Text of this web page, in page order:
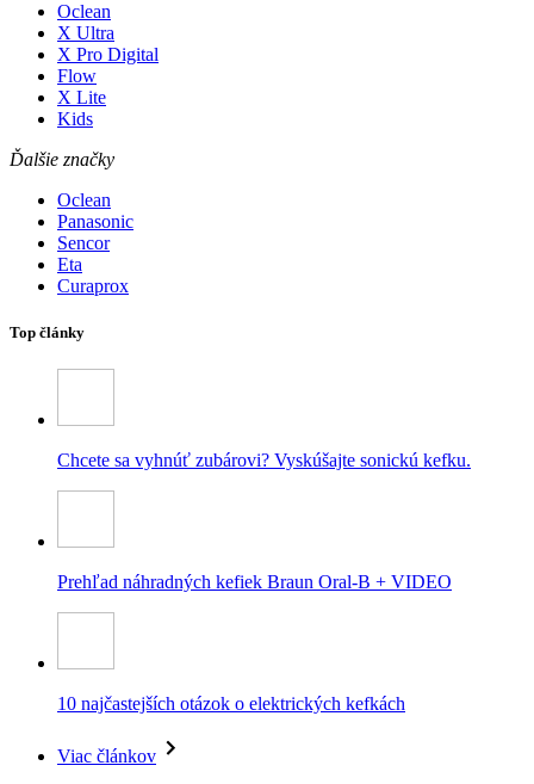
Oclean
X Ultra
X Pro Digital
Flow
X Lite
Kids
Ďalšie značky
Oclean
Panasonic
Sencor
Eta
Curaprox
Top články
Chcete sa vyhnúť zubárovi? Vyskúšajte sonickú kefku.
Prehľad náhradných kefiek Braun Oral-B + VIDEO
10 najčastejších otázok o elektrických kefkách
Viac článkov